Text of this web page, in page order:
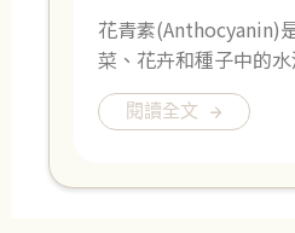
花青素(Anthocyanin)
菜、花卉和種子中的
閱讀全文